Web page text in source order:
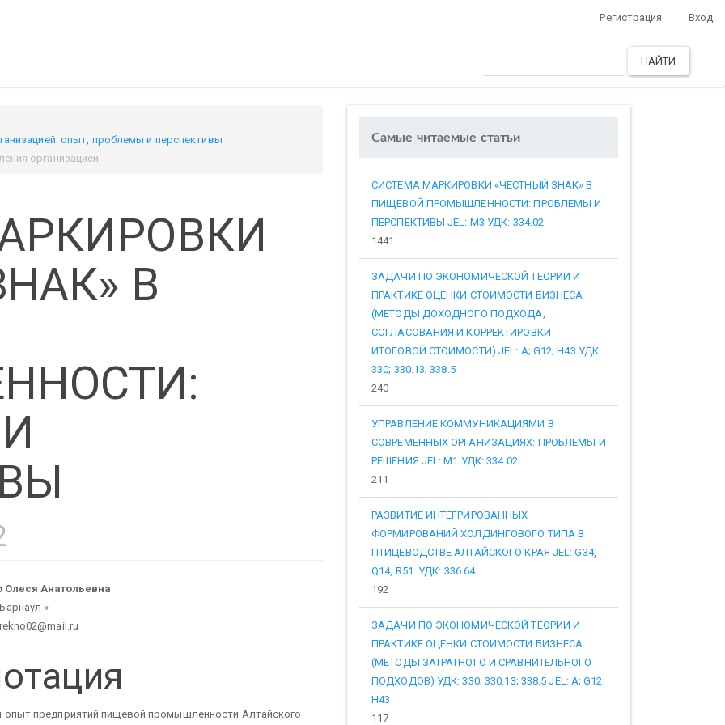
Регистрация Вход
НАЙТИ
опыт, проблемы и перспективы
организацией
В
Олеся Анатольевна
»
опыт предприятий пищевой промышленности Алтайского
Самые читаемые статьи
СИСТЕМА МАРКИРОВКИ «ЧЕСТНЫЙ ЗНАК» В
ПИЩЕВОЙ ПРОМЫШЛЕННОСТИ: ПРОБЛЕМЫ И
ПЕРСПЕКТИВЫ JEL: M3 УДК: 334.02
1441
ЗАДАЧИ ПО ЭКОНОМИЧЕСКОЙ ТЕОРИИ И
ПРАКТИКЕ ОЦЕНКИ СТОИМОСТИ БИЗНЕСА
(МЕТОДЫ ДОХОДНОГО ПОДХОДА,
СОГЛАСОВАНИЯ И КОРРЕКТИРОВКИ
ИТОГОВОЙ СТОИМОСТИ) JEL: A; G12; H43 УДК:
330; 330.13; 338.5
240
УПРАВЛЕНИЕ КОММУНИКАЦИЯМИ В
СОВРЕМЕННЫХ ОРГАНИЗАЦИЯХ: ПРОБЛЕМЫ И
РЕШЕНИЯ JEL: M1 УДК: 334.02
211
РАЗВИТИЕ ИНТЕГРИРОВАННЫХ
ФОРМИРОВАНИЙ ХОЛДИНГОВОГО ТИПА В
ПТИЦЕВОДСТВЕ АЛТАЙСКОГО КРАЯ JEL: G34,
Q14, R51. УДК: 336.64
192
ЗАДАЧИ ПО ЭКОНОМИЧЕСКОЙ ТЕОРИИ И
ПРАКТИКЕ ОЦЕНКИ СТОИМОСТИ БИЗНЕСА
(МЕТОДЫ ЗАТРАТНОГО И СРАВНИТЕЛЬНОГО
ПОДХОДОВ) УДК: 330; 330.13; 338.5 JEL: A; G12;
H43
117